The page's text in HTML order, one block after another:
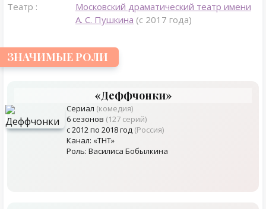
Театр :
Московский драматический театр имени
А. С. Пушкина (с 2017 года)
ЗНАЧИМЫЕ РОЛИ
«Деффчонки»
Сериал (комедия)
6 сезонов (127 серий)
с 2012 по 2018 год (Россия)
Канал: «ТНТ»
Роль: Василиса Бобылкина